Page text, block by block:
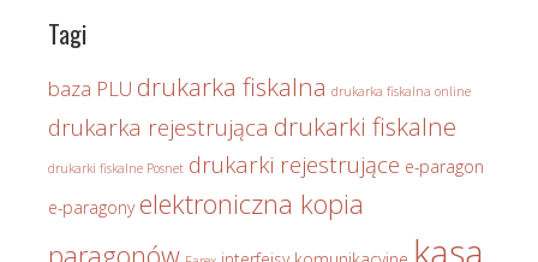
Tagi
baza PLU drukarka fiskalna drukarka fiskalna online
drukarka rejestrująca drukarki fiskalne
drukarki fiskalne Posnet drukarki rejestrujące e-paragon
e-paragony elektroniczna kopia